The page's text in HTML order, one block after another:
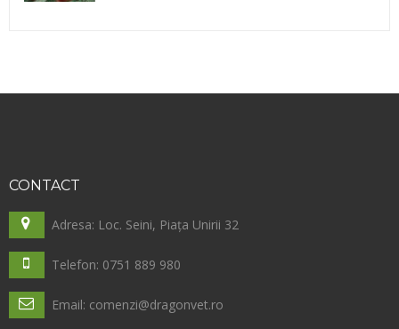
CONTACT
Adresa: Loc. Seini, Piața Unirii 32
Telefon: 0751 889 980
Email: comenzi@dragonvet.ro